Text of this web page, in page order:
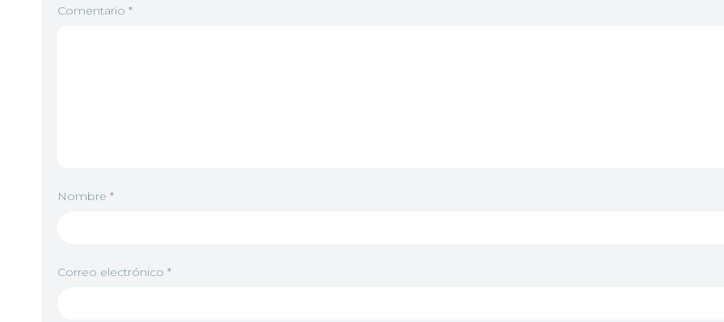
Comentario *
Nombre *
Correo electrónico *